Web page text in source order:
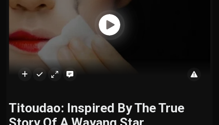
Titoudao: Inspired By The True